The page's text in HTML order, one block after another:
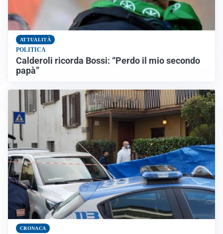
ATTUALITÀ
POLITICA
Calderoli ricorda Bossi: “Perdo il mio secondo
papà”
CRONACA